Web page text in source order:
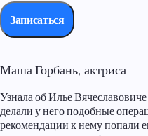
Записаться
Маша Горбань, актриса
Узнала об Илье
делали у него подобные
рекомендации к нему попали